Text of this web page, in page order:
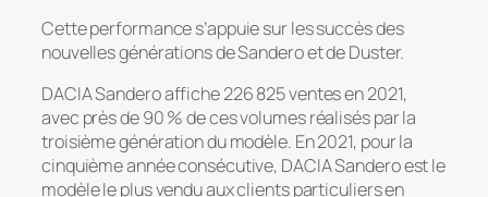
Cette performance s’appuie sur les succès des
nouvelles générations de Sandero et de Duster.
DACIA Sandero affiche 226 825 ventes en 2021,
avec près de 90 % de ces volumes réalisés par la
troisième génération du modèle. En 2021, pour la
cinquième année consécutive, DACIA Sandero est le
modèle le plus vendu aux clients particuliers en